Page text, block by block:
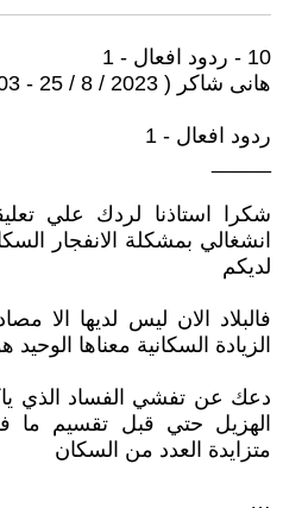
10 - ردود افعال - 1
هانى شاكر ( 2023 / 8 / 25 - 13:03 )
ردود افعال - 1
شكرا استاذنا لردك علي
انشغالي بمشكلة الانفجار
لديكم
فالبلاد الان ليس لديها الا
الزيادة السكانية معناها
دعك عن تفشي الفساد الذي
الهزيل حتي قبل تقسيم
متزايدة العدد من السكان
…